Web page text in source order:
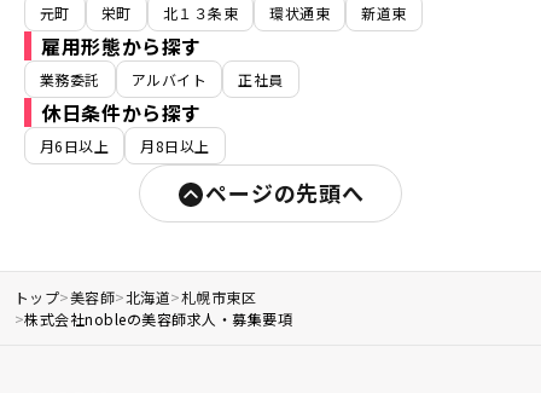
元町 栄町 北１３条東 環状通東 新道東
雇用形態から探す
業務委託 アルバイト 正社員
休日条件から探す
月6日以上 月8日以上
ページの先頭へ
トップ>美容師>北海道>札幌市東区
>株式会社nobleの美容師求人・募集要項